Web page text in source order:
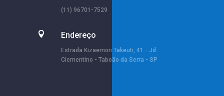
(11) 96701-7529
 Endereço
Estrada Kizaemon Takeuti, 41 - Jd.
Clementino - Taboão da Serra - SP